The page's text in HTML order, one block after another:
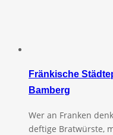
Fränkische
Bamberg
Wer an Franken
deftige Bratwürste,